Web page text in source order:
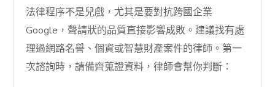
法律程序不是兒戲，尤其是要對抗跨國企業
Google，聲請狀的品質直接影響成敗。建議找有處
理過網路名譽、個資或智慧財產案件的律師。第一
次諮詢時，請備齊蒐證資料，律師會幫你判斷：